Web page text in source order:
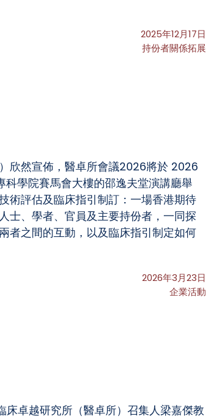
2025年12月17日
持份者關係拓展
欣然宣佈，醫卓所會議2026將於 2026
學院賽馬會大樓的邵逸夫堂演講廳舉
術評估及臨床指引制訂：一場香港期待
士、學者、官員及主要持份者，一同探
者之間的互動，以及臨床指引制定如何
2026年3月23日
企業活動
卓越研究所（醫卓所）召集人梁嘉傑教